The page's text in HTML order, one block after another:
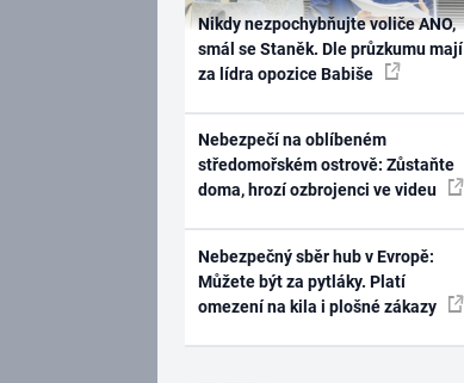
Nikdy nezpochybňujte voliče ANO,
smál se Staněk. Dle průzkumu mají
za lídra opozice Babiše
Nebezpečí na oblíbeném
středomořském ostrově: Zůstaňte
doma, hrozí ozbrojenci ve videu
Nebezpečný sběr hub v Evropě:
Můžete být za pytláky. Platí
omezení na kila i plošné zákazy